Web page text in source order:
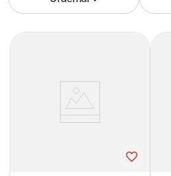
5. cerave
roche posay
megacistin